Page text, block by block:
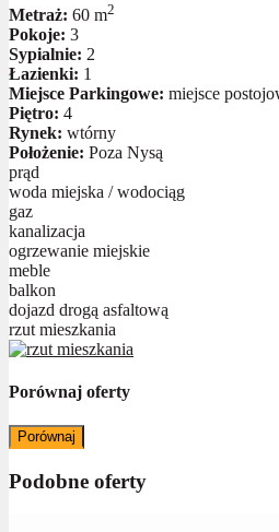
Metraż: 60 m2
Pokoje: 3
Sypialnie: 2
Łazienki: 1
Miejsce Parkingowe: miejsce
Piętro: 4
Rynek: wtórny
Położenie: Poza Nysą
prąd
woda miejska / wodociąg
gaz
kanalizacja
ogrzewanie miejskie
meble
balkon
dojazd drogą asfaltową
rzut mieszkania
Porównaj oferty
Porównaj
Podobne oferty